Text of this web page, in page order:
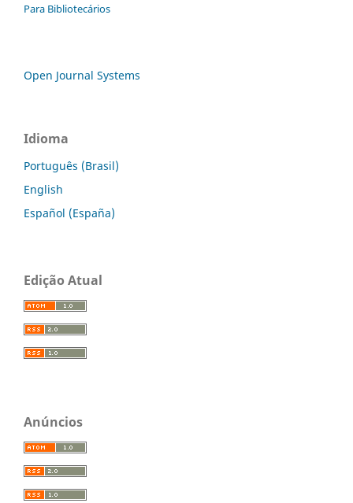
Para Bibliotecários
Open Journal Systems
Idioma
Português (Brasil)
English
Español (España)
Edição Atual
Anúncios